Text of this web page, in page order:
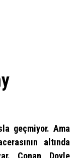
geçmiyor. Ama
altında
Conan Doyle